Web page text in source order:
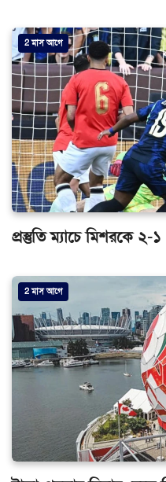
2 মাস আগে
প্রস্তুতি ম্যাচে মিশরকে ২-
2 মাস আগে